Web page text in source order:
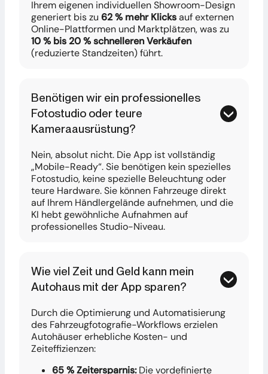
Ihrem eigenen individuellen Showroom-Design
generiert bis zu 62 % mehr Klicksauf externen
Online-Plattformen und Marktplätzen, was zu
10 % bis 20 % schnelleren Verkäufen
(reduzierte Standzeiten) führt.
Benötigen wir ein professionelles
Fotostudio oder teure
Kameraausrüstung?
Nein, absolut nicht. Die App ist vollständig
„Mobile-Ready“. Sie benötigen kein spezielles
Fotostudio, keine spezielle Beleuchtung oder
teure Hardware. Sie können Fahrzeuge direkt
auf Ihrem Händlergelände aufnehmen, und die
KI hebt gewöhnliche Aufnahmen auf
professionelles Studio-Niveau.
Wie viel Zeit und Geld kann mein
Autohaus mit der App sparen?
Durch die Optimierung und Automatisierung
des Fahrzeugfotografie-Workflows erzielen
Autohäuser erhebliche Kosten- und
Zeiteffizienzen:
65 % Zeitersparnis:Die vordefinierte